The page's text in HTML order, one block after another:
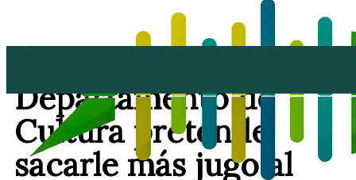
Departamento de
Cultura pretende
sacarle más jugo al